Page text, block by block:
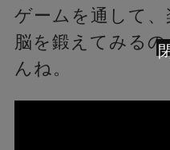
ゲームを通して
脳を鍛えてみる
んね。